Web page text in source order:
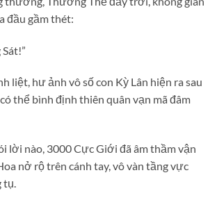
đầu gầm thét:
liệt, hư ảnh vô số con Kỳ Lân hiện ra sau
thể bình định thiên quân vạn mã đâm
lời nào, 3000 Cực Giới đã âm thầm vận
nở rộ trên cánh tay, vô vàn tầng vực
tụ.